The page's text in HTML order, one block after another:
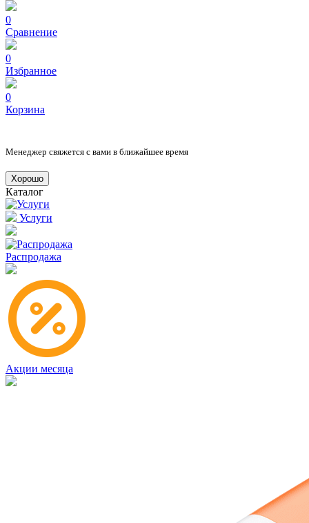
0
Сравнение
0
Избранное
0
Корзина
Менеджер свяжется с вами в ближайшее время
Хорошо
Каталог
Услуги
Распродажа
Акции месяца